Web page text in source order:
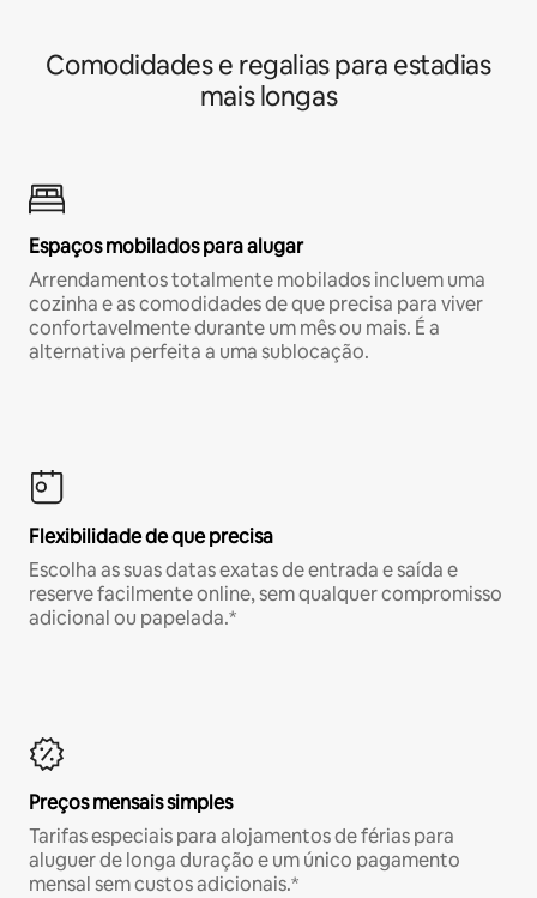
Comodidades e regalias para estadias
mais longas
Espaços mobilados para alugar
Arrendamentos totalmente mobilados incluem uma
cozinha e as comodidades de que precisa para viver
confortavelmente durante um mês ou mais. É a
alternativa perfeita a uma sublocação.
Flexibilidade de que precisa
Escolha as suas datas exatas de entrada e saída e
reserve facilmente online, sem qualquer compromisso
adicional ou papelada.*
Preços mensais simples
Tarifas especiais para alojamentos de férias para
aluguer de longa duração e um único pagamento
mensal sem custos adicionais.*